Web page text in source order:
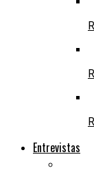
Entrevistas